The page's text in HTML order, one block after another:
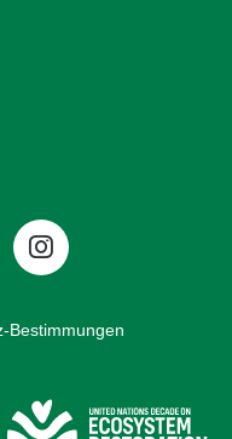
Bestimmungen